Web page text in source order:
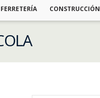
FERRETERÍA CONSTRUCCIÓN